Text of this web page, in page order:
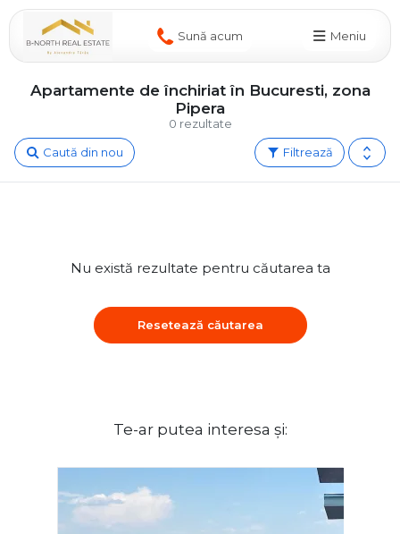
Sună acum Meniu
0 rezultate
Apartamente de închiriat în Bucuresti, zona
Pipera
Filtrează
Caută din nou
Nu există rezultate pentru căutarea ta
Resetează căutarea
Te-ar putea interesa și: